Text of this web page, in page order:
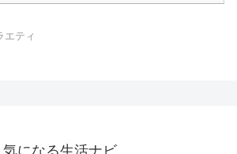
エティ